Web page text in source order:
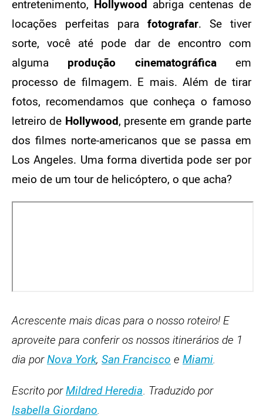
entretenimento, Hollywood abriga centenas de
locações perfeitas para fotografar. Se tiver
sorte, você até pode dar de encontro com
alguma produção cinematográficaem
processo de filmagem. E mais. Além de tirar
fotos, recomendamos que conheça o famoso
letreiro de Hollywood, presente em grande parte
dos filmes norte-americanos que se passa em
Los Angeles. Uma forma divertida pode ser por
meio de um tour de helicóptero, o que acha?
Acrescente mais dicas para o nosso roteiro! E
aproveite para conferir os nossos itinerários de 1
dia porNova York, San Francisco e Miami.
Escrito porMildred Heredia. Traduzido por
Isabella Giordano.